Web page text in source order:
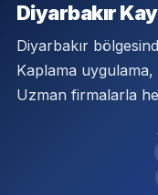
Diyarbakır
Diyarbakır
Kaplama uygulama,
Uzman firmalarla